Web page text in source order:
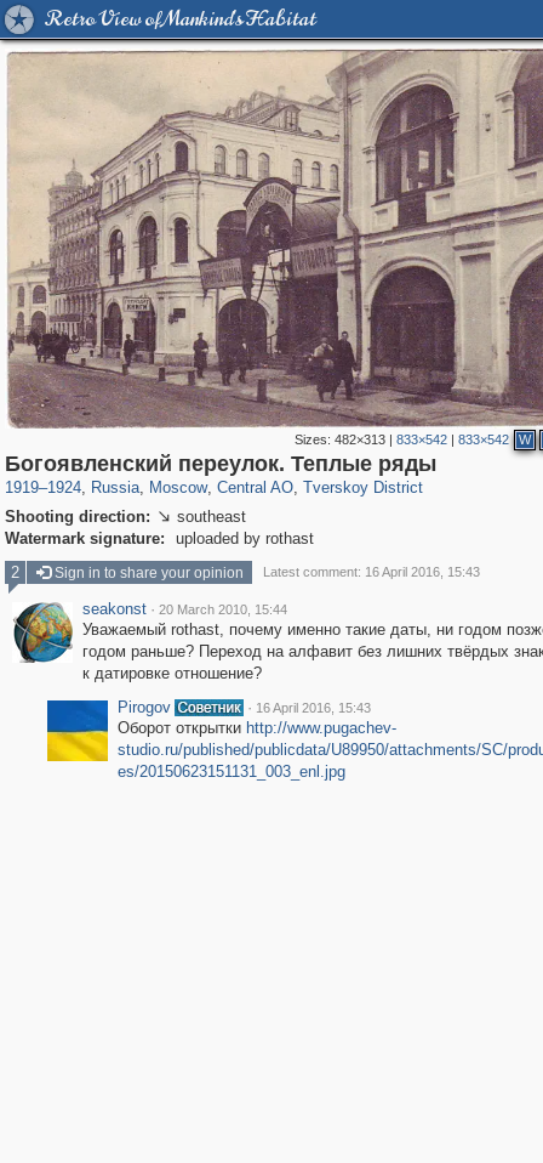
Retro View of Mankind's Habitat
Sizes: 482×313| 833×542| 833×542 W
Богоявленский переулок. Теплые ряды
1919–1924, Russia
1,405,768 29,243
, Moscow
319,716 8,286
, Central AO
159,930 5,916
, Tverskoy District
53,016 2,283
Shooting direction:  southeast
Watermark signature:
uploaded by rothast
2
Sign in to share your opinion Latest comment: 16 April 2016, 15:43
seakonst · 20 March 2010, 15:44
Уважаемый rothast, почему именно такие даты, ни годом
годом раньше? Переход на алфавит без лишних твёрдых
к датировке отношение?
Pirogov
· 16 April 2016, 15:43
Оборот открытки http://www.pugachev-
studio.ru/published/publicdata/U89950/attachments/SC/
es/20150623151131_003_enl.jpg